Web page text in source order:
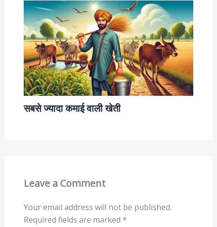
सबसे ज्यादा कमाई वाली खेती
Leave a Comment
Your email address will not be published.
Required fields are marked *